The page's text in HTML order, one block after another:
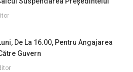
De La 16.00, Pentru Angajarea
Guvern